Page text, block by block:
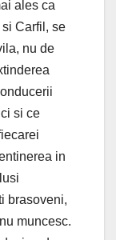
ales ca
Carfil, se
nu de
si ce
in
brasoveni,
muncesc.